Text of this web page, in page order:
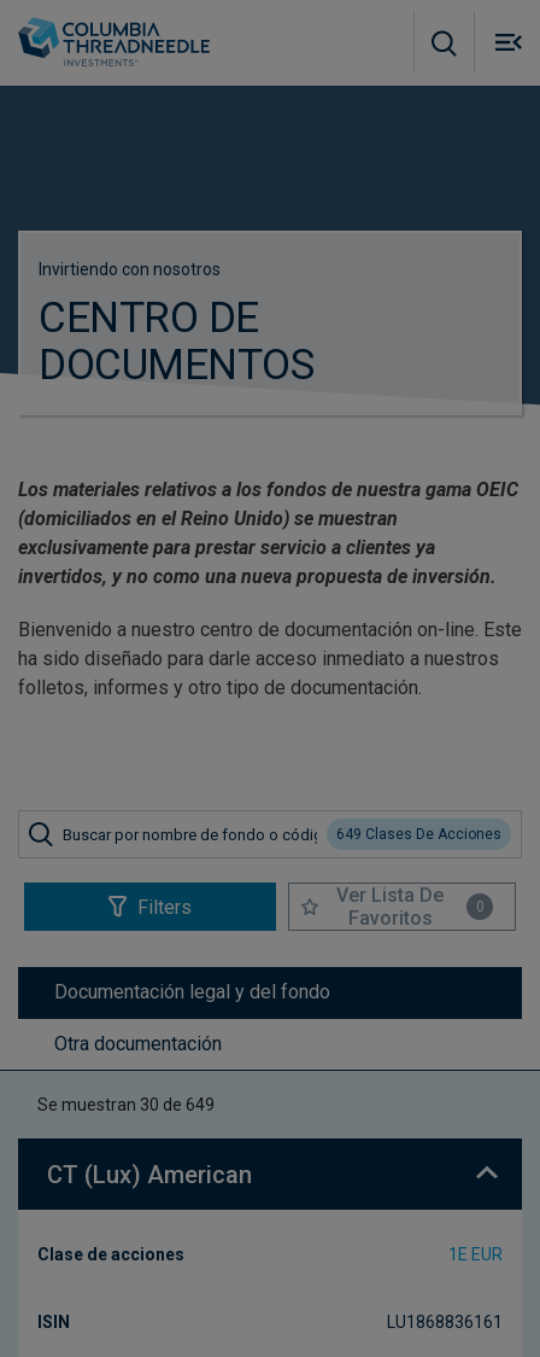
Invirtiendo con nosotros
CENTRO DE
DOCUMENTOS
Los materiales relativos a los fondos de nuestra gama OEIC
(domiciliados en el Reino Unido) se muestran
exclusivamente para prestar servicio a clientes ya
invertidos, y no como una nueva propuesta de inversión.
Bienvenido a nuestro centro de documentación on-line. Este
ha sido diseñado para darle acceso inmediato a nuestros
folletos, informes y otro tipo de documentación.